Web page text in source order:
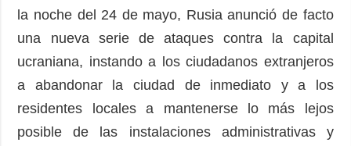
la noche del 24 de mayo, Rusia anunció de facto
una nueva serie de ataques contra la capital
ucraniana, instando a los ciudadanos extranjeros
a abandonar la ciudad de inmediato y a los
residentes locales a mantenerse lo más lejos
posible de las instalaciones administrativas y